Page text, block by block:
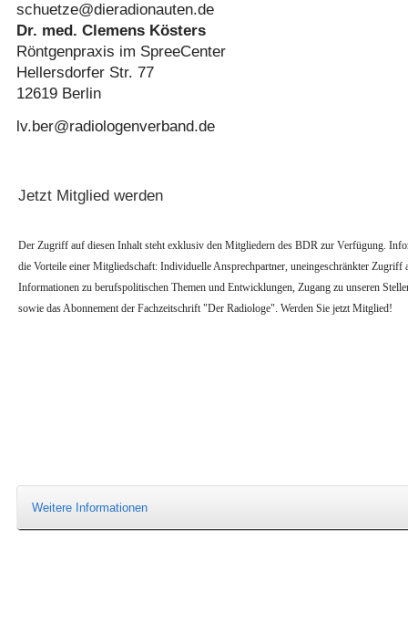
schuetze@dieradionauten.de
Dr. med. Clemens Kösters
Röntgenpraxis im SpreeCenter
Hellersdorfer Str. 77
12619 Berlin
lv.ber@radiologenverband.de
Jetzt Mitglied werden
Der Zugriff auf diesen Inhalt steht exklusiv den Mitgliedern des BDR zur Verfügung.
die Vorteile einer Mitgliedschaft: Individuelle Ansprechpartner, uneingeschränkter Zugriff
Informationen zu berufspolitischen Themen und Entwicklungen, Zugang zu unseren
sowie das Abonnement der Fachzeitschrift "Der Radiologe". Werden Sie jetzt Mitglied!
Weitere Informationen